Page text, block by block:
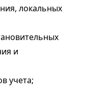
локальных
и
учета;